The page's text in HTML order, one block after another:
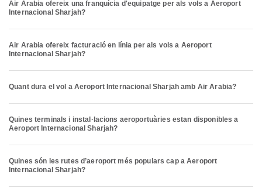
Air Arabia ofereix una franquícia d'equipatge per als vols a Aeroport
Internacional Sharjah?
Air Arabia ofereix facturació en línia per als vols a Aeroport
Internacional Sharjah?
Quant dura el vol a Aeroport Internacional Sharjah amb Air Arabia?
Quines terminals i instal·lacions aeroportuàries estan disponibles a
Aeroport Internacional Sharjah?
Quines són les rutes d’aeroport més populars cap a Aeroport
Internacional Sharjah?